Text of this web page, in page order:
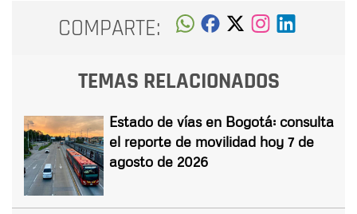
COMPARTE:
TEMAS RELACIONADOS
Estado de vías en Bogotá: consulta
el reporte de movilidad hoy 7 de
agosto de 2026